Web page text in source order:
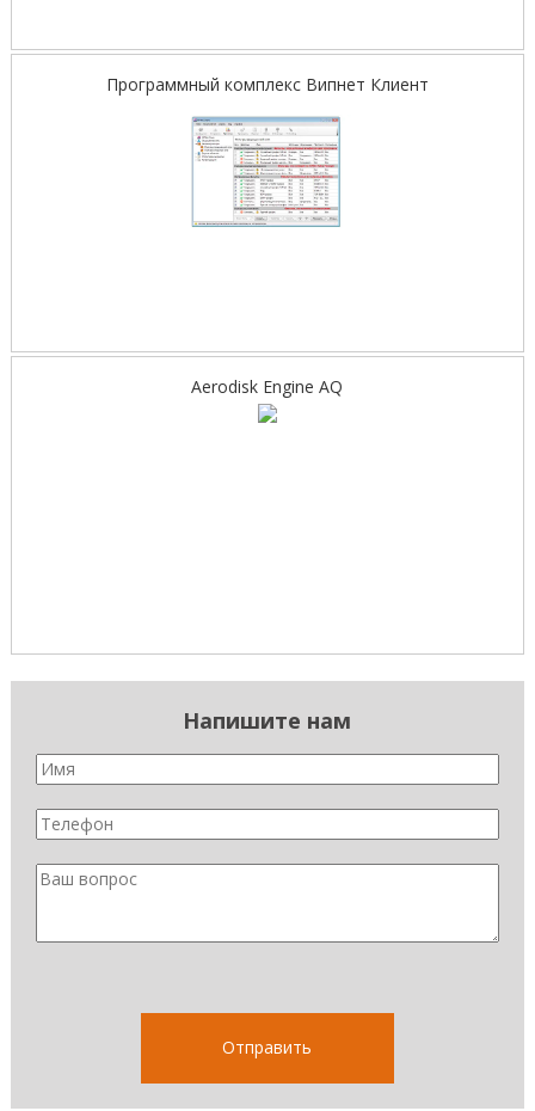
Программный комплекс Випнет Клиент
Aerodisk Engine AQ
Напишите нам